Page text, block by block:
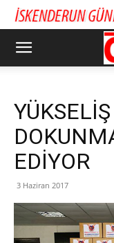
EDİYOR
3 Haziran 2017